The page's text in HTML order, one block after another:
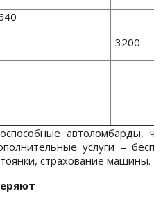
-3200
услуги –
страхование машины.